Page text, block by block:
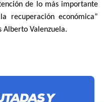
de lo más importante
recuperación económica”
Alberto Valenzuela.